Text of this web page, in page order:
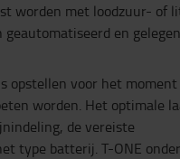
worden met loodzuur- of
en
opstellen voor het
worden. Het optimale
de vereiste
type batterij. T-ONE